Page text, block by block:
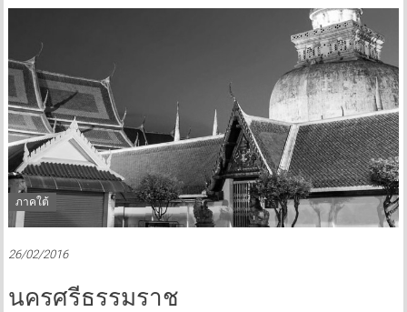
ภาคใต้
26/02/2016
นครศรีธรรมราช